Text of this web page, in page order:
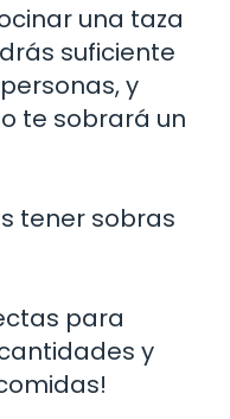
una taza
suficiente
y
te sobrará un
tener sobras
para
y